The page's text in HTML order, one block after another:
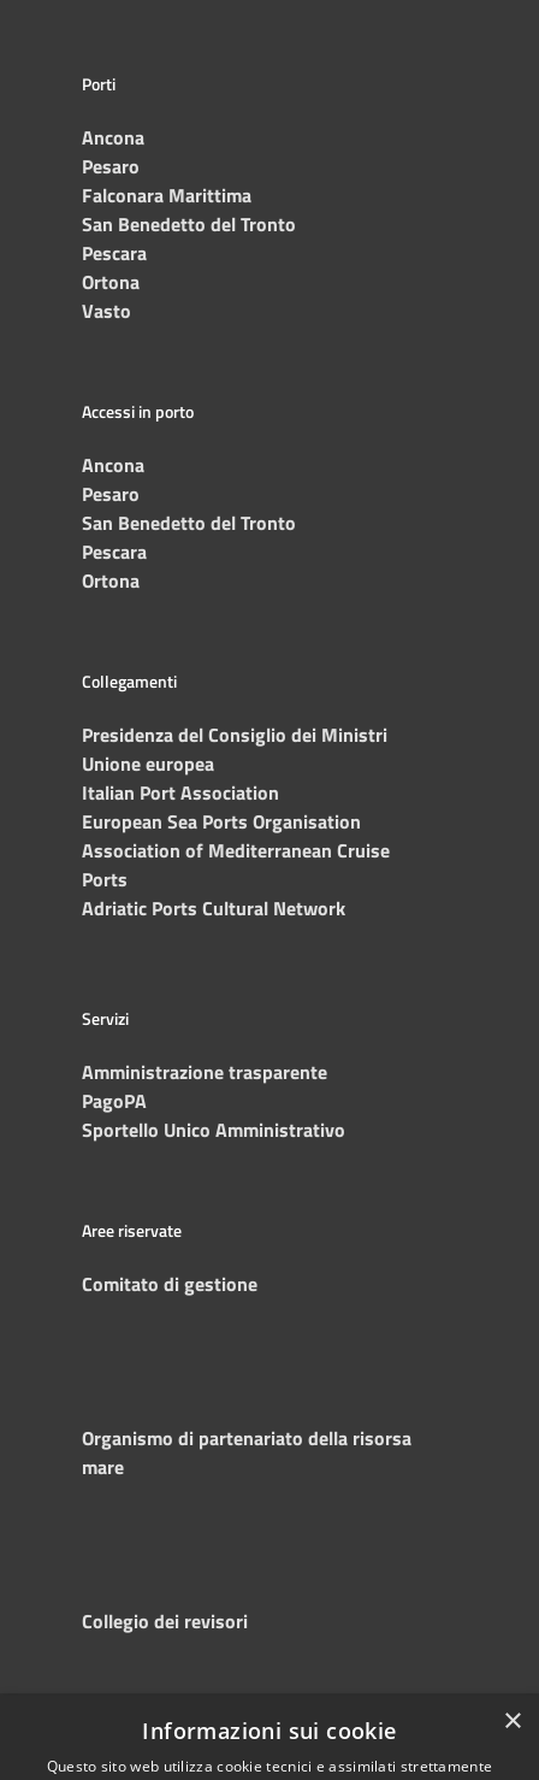
Porti
Ancona
Pesaro
Falconara Marittima
San Benedetto del Tronto
Pescara
Ortona
Vasto
Accessi in porto
Ancona
Pesaro
San Benedetto del Tronto
Pescara
Ortona
Collegamenti
Presidenza del Consiglio dei Ministri
Unione europea
Italian Port Association
European Sea Ports Organisation
Association of Mediterranean Cruise
Ports
Adriatic Ports Cultural Network
Servizi
Amministrazione trasparente
PagoPA
Sportello Unico Amministrativo
Aree riservate
Comitato di gestione
Organismo di partenariato della risorsa
mare
Collegio dei revisori
Accessibility
Copyright © 2025
Autorità di
×
Informazioni sui cookie
Questo sito web utilizza cookie tecnici e assimilati strettamente